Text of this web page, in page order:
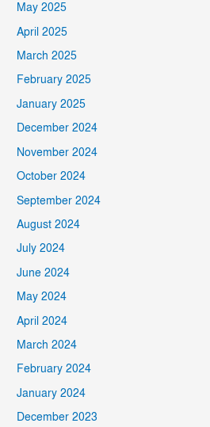
May 2025
April 2025
March 2025
February 2025
January 2025
December 2024
November 2024
October 2024
September 2024
August 2024
July 2024
June 2024
May 2024
April 2024
March 2024
February 2024
January 2024
December 2023